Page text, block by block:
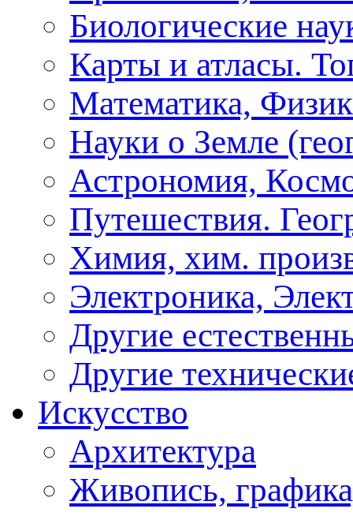
Биологические
Карты и атласы.
Математика,
Науки о Земле
Астрономия,
Путешествия.
Химия, хим.
Электроника,
Другие
Другие
Искусство
Архитектура
Живопись,